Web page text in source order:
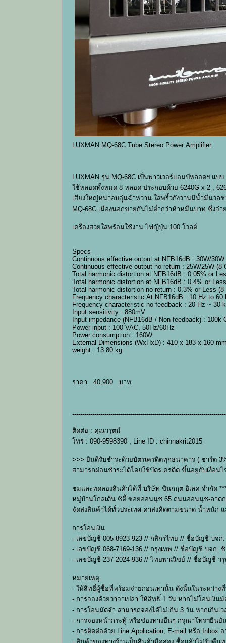
LUXMAN MQ-68C Tube Stereo Power Amplifier
LUXMAN รุ่น MQ-68C เป็นพาวเวอร์แอมป์หลอดฯ แ
ใช้หลอดทั้งหมด 8 หลอด ประกอบด้วย 6240G x 2 ,
เสียงใหญ่หนาอบอุุ่นฉ่ำหวาน ใสพริ้วกังวานมีน้ำมีนวล
MQ-68C เมืองนอกขายกันไม่ต่ำกว่าห้าหมื่นบาท ซึ่ง
เครื่องสวยใสพร้อมใช้งาน ไฟญี่ปุ่น 100 โวลต์
Specs
Continuous effective output at NFB16dB : 30W/
Continuous effective output no return : 25W/25W (8
Total harmonic distortion at NFB16dB : 0.05% or
Total harmonic distortion at NFB16dB : 0.4% or
Total harmonic distortion no return : 0.3% or Less
Frequency characteristic At NFB16dB : 10 Hz to 60
Frequency characteristic no feedback : 20 Hz ~ 30
Input sensitivity : 880mV
Input impedance (NFB16dB / Non-feedback) : 100k
Power input : 100 VAC, 50Hz/60Hz
Power consumption : 160W
External Dimensions (WxHxD) : 410 x 183 x 160
weight : 13.80 kg
ราคา 40,900 บาท
ติดต่อ : คุณวรุตม์
โทร : 090-9598390 , Line ID : chinnakrit2015
>>> ยินดีรับชำระด้วยบัตรเครดิตทุกธนาคาร ( ชาร์ต
สามารถผ่อนชำระได้โดยใช้บัตรเครดิต ขึ้นอยู่กับเงื่อน
ชมและทดลองสินค้าได้ที่ บริษัท ชินกฤต อิเลค จำกัด
หมู่บ้านโกลเด้น ซิตี้ ซอยอ่อนนุช 65 ถนนอ่อนนุช-ลาดก
จัดส่งสินค้าได้ทั่วประเทศ ค่าส่งคิดตามขนาด น้ำหนัก แ
การโอนเงิน
- เลขบัญชี 005-8923-923 // กสิกรไทย // ชื่อบัญชี บจก
- เลขบัญชี 068-7169-136 // กรุงเทพ // ชื่อบัญชี บจก.
- เลขบัญชี 237-2024-936 // ไทยพาณิชย์ // ชื่อบัญชี ว
หมายเหตุ
- ให้สิทธิ์ผู้ซื้อที่พร้อมจ่ายก่อนเท่านั้น ดังนั้นในระหว่าง
- การจองด้วยวาจาเปล่า ให้สิทธิ์ 1 วัน หากไม่โอนเงิ
- การโอนมัดจำ สามารถจองได้ไม่เกิน 3 วัน หากเกินเ
- การจองหน้ากระทู้ หรือช่องทางอื่นๆ กรุณาโทรฯยืนยั
- การติดต่อด้วย Line Application, E-mail หรือ Inbox